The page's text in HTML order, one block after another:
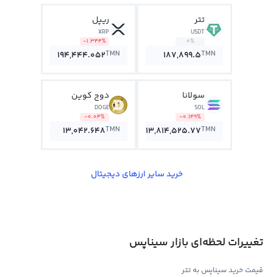
تتر
USDT
0%
187,899.5TMN
ریپل
XRP
-1.344%
194,444.052TMN
سولانا
SOL
-0.149%
13,814,525.77TMN
دوج کوین
DOGE
-0.04%
13,042.648TMN
خرید سایر ارزهای دیجیتال
تغییرات لحظه‌ای بازار سیناپس
قیمت خرید سیناپس به تتر